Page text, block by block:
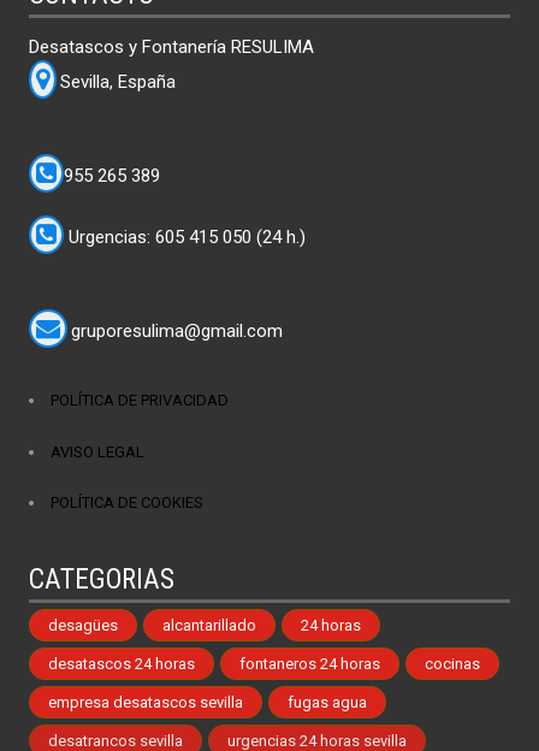
Desatascos y Fontanería RESULIMA
Sevilla, España
955 265 389
Urgencias: 605 415 050 (24 h.)
gruporesulima@gmail.com
POLÍTICA DE PRIVACIDAD
AVISO LEGAL
POLÍTICA DE COOKIES
CATEGORIAS
desagües alcantarillado 24 horas
desatascos 24 horas fontaneros 24 horas cocinas
empresa desatascos sevilla fugas agua
desatrancos sevilla urgencias 24 horas sevilla